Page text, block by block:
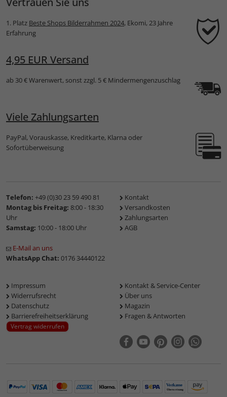
1. Platz Beste Shops Bilderrahmen 2024, Ekomi, 23 Jahre
Erfahrung
4,95 EUR Versand
ab 30 € Warenwert, sonst zzgl. 5 € Mindermengenzuschlag
Viele Zahlungsarten
PayPal, Vorauskasse, Kreditkarte, Klarna oder
Sofortüberweisung
Telefon: +49 (0)30 23 59 490 81
Montag bis Freitag: 8:00 - 18:30
Uhr
Samstag: 10:00 - 18:00 Uhr
E-Mail an uns
WhatsApp Chat: 0176 34440122
Kontakt
Versandkosten
Zahlungsarten
AGB
Impressum
Widerrufsrecht
Datenschutz
Barrierefreiheitserklärung
Vertrag widerrufen
Kontakt & Service-Center
Über uns
Magazin
Fragen & Antworten